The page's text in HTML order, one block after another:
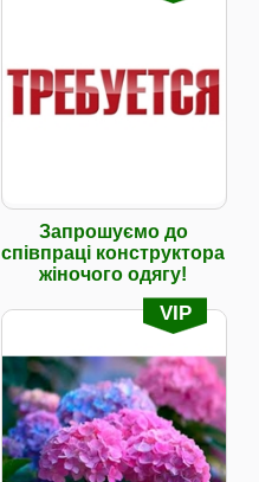
Запрошуємо до
співпраці конструктора
жіночого одягу!
VIP